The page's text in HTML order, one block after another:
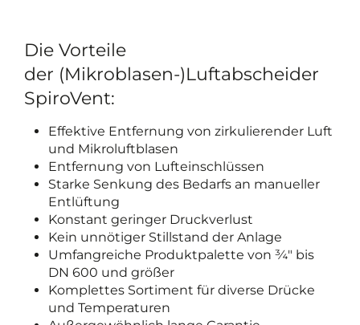
Die Vorteile
der (Mikroblasen-)Luftabscheider
SpiroVent:
Effektive Entfernung von zirkulierender Luft
und Mikroluftblasen
Entfernung von Lufteinschlüssen
Starke Senkung des Bedarfs an manueller
Entlüftung
Konstant geringer Druckverlust
Kein unnötiger Stillstand der Anlage
Umfangreiche Produktpalette von ¾" bis
DN 600 und größer
Komplettes Sortiment für diverse Drücke
und Temperaturen